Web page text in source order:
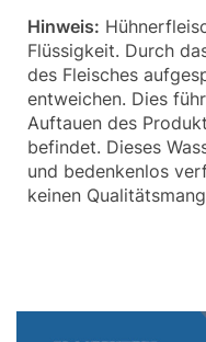
Hinweis:
Flüssigkeit. Durch
des Fleisches
entweichen. Dies
Auftauen des
befindet. Dieses
und bedenkenlos
keinen